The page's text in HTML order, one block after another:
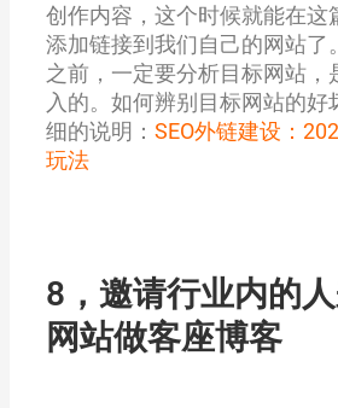
创作内容，这个时候就能在这
添加链接到我们自己的网站了
之前，一定要分析目标网站，
入的。如何辨别目标网站的好
细的说明： SEO外链建设：
玩法
8，邀请行业内的
网站做客座博客